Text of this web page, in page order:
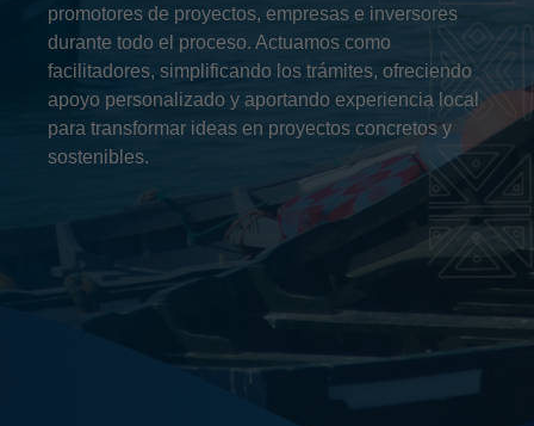
promotores de proyectos, empresas e inversores
durante todo el proceso. Actuamos como
facilitadores, simplificando los trámites, ofreciendo
apoyo personalizado y aportando experiencia local
para transformar ideas en proyectos concretos y
sostenibles.